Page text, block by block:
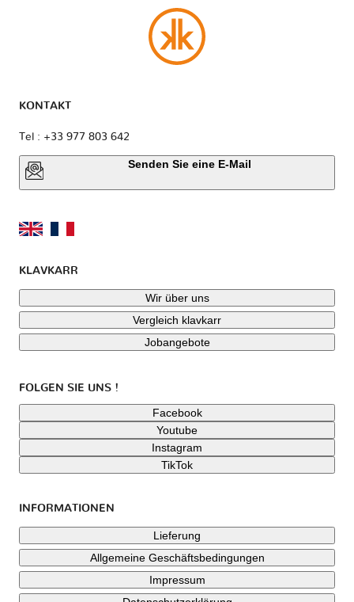
KONTAKT
Tel : +33 977 803 642
Senden Sie eine E-Mail
KLAVKARR
Wir über uns
Vergleich klavkarr
Jobangebote
FOLGEN SIE UNS !
Facebook
Youtube
Instagram
TikTok
INFORMATIONEN
Lieferung
Allgemeine Geschäftsbedingungen
Impressum